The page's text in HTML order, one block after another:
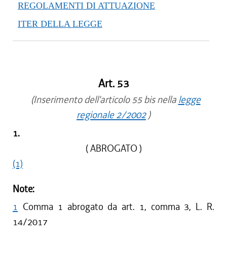
REGOLAMENTI DI ATTUAZIONE
ITER DELLA LEGGE
Art. 53
(Inserimento dell'articolo 55 bis nella legge
regionale 2/2002)
1.
( ABROGATO )
(1)
Note:
1 Comma 1 abrogato da art. 1, comma 3, L. R.
14/2017